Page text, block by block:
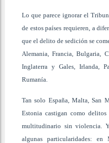
Lo que parece ignorar el
de estos países requieren, a
que el delito de sedición se
Alemania, Francia, Bulgaria,
Inglaterra y Gales, Irlanda,
Rumanía.
Tan solo España, Malta, San
Estonia castigan como
multitudinario sin violencia.
algunas particularidades: